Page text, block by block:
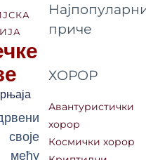
приче
ХОРОР
Авантуристички
хорор
Космички хорор